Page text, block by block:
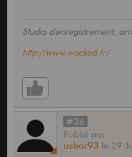
Studio d'enregistrement,
http://www.wacked.fr/
#36
Publié par
usbar93 le 29